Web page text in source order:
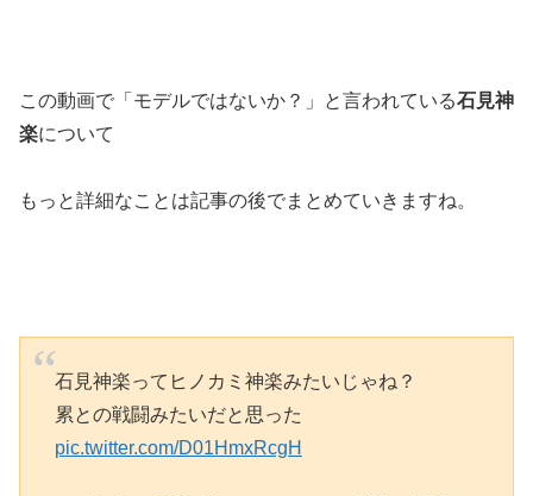
この動画で「モデルではないか？」と言われている石見神
楽について
もっと詳細なことは記事の後でまとめていきますね。
石見神楽ってヒノカミ神楽みたいじゃね？
累との戦闘みたいだと思った
pic.twitter.com/D01HmxRcgH